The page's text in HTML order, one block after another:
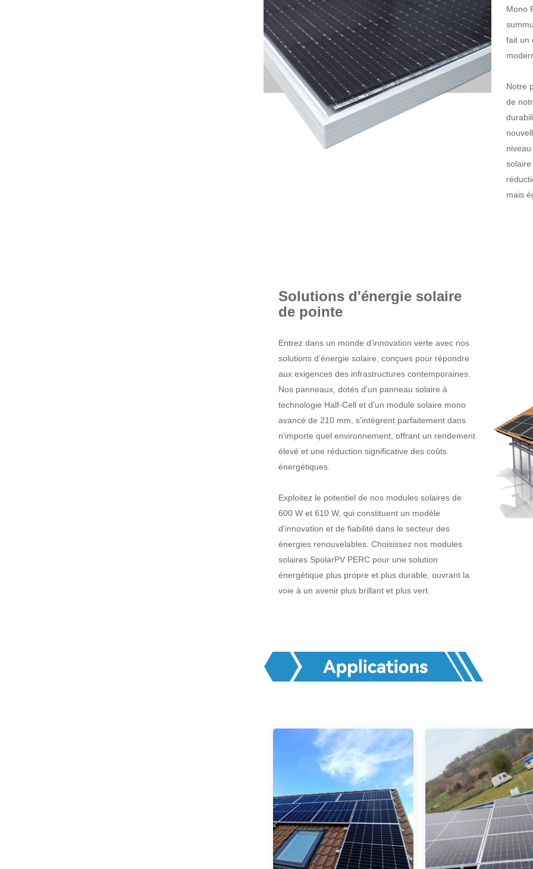
Mono
fait un
Notre
de
mais
Solutions d'énergie solaire
de pointe
Entrez dans un monde d’innovation verte avec nos
solutions d’énergie solaire, conçues pour répondre
aux exigences des infrastructures contemporaines.
Nos panneaux, dotés d'un panneau solaire à
technologie Half-Cell et d'un module solaire mono
avancé de 210 mm, s'intègrent parfaitement dans
n'importe quel environnement, offrant un rendement
élevé et une réduction significative des coûts
énergétiques.
Exploitez le potentiel de nos modules solaires de
600 W et 610 W, qui constituent un modèle
d'innovation et de fiabilité dans le secteur des
énergies renouvelables. Choisissez nos modules
solaires SpolarPV PERC pour une solution
énergétique plus propre et plus durable, ouvrant la
voie à un avenir plus brillant et plus vert.